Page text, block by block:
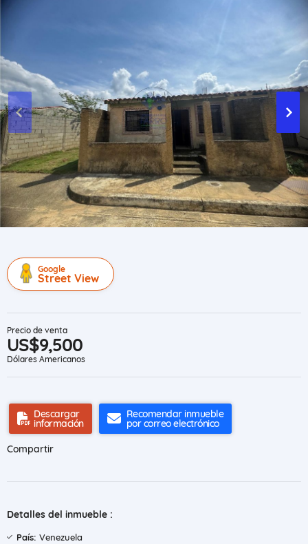
Google
Street View
Precio de venta
US$9,500
Dólares Americanos
Descargar
información
Recomendar inmueble
por correo electrónico
Compartir
Detalles del inmueble :
País: Venezuela